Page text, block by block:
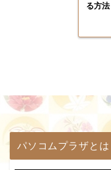
る方法
パソコムプラザとは